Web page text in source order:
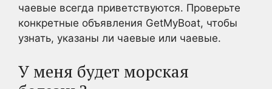
чаевые всегда приветствуются. Проверьте
конкретные объявления GetMyBoat, чтобы
узнать, указаны ли чаевые или чаевые.
У меня будет морская